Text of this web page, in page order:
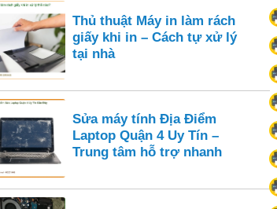
Thủ thuật Máy in làm rách
giấy khi in – Cách tự xử lý
tại nhà
Sửa máy tính Địa Điểm
Laptop Quận 4 Uy Tín –
Trung tâm hỗ trợ nhanh